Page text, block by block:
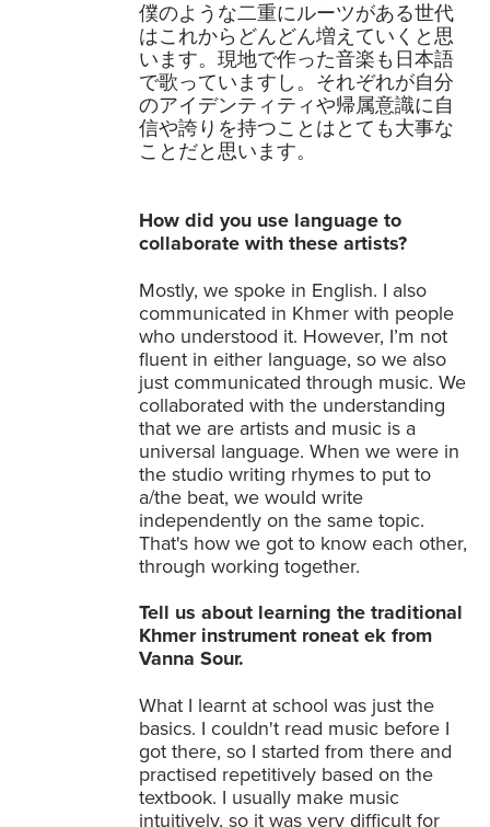
僕のような二重にルーツがある世代
はこれからどんどん増えていくと思
います。現地で作った音楽も日本語
で歌っていますし。それぞれが自分
のアイデンティティや帰属意識に自
信や誇りを持つことはとても大事な
ことだと思います。
How did you use language to
collaborate with these artists?
Mostly, we spoke in English. I also
communicated in Khmer with people
who understood it. However, I’m not
fluent in either language, so we also
just communicated through music. We
collaborated with the understanding
that we are artists and music is a
universal language. When we were in
the studio writing rhymes to put to
a/the beat, we would write
independently on the same topic.
That's how we got to know each other,
through working together.
Tell us about learning the traditional
Khmer instrument roneat ek from
Vanna Sour.
What I learnt at school was just the
basics. I couldn't read music before I
got there, so I started from there and
practised repetitively based on the
textbook. I usually make music
intuitively, so it was very difficult for